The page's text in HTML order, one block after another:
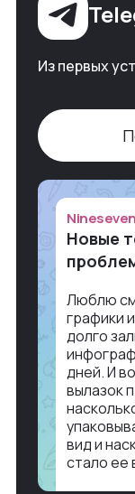
Из первых
Nineseven
Новые
Люблю
графики
долго
дней. И
вылазок
вид и
стало ее